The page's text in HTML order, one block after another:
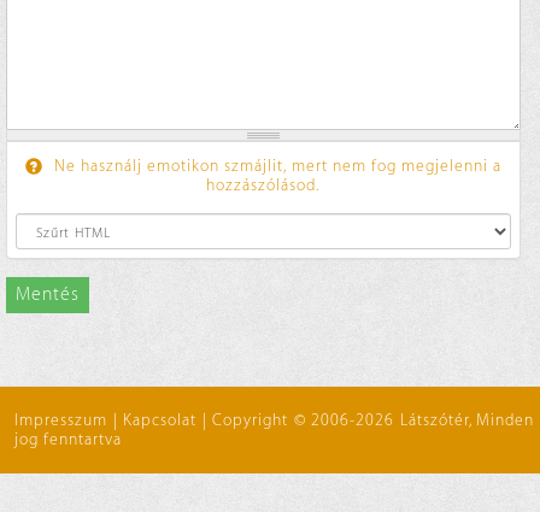
Ne használj emotikon szmájlit, mert nem fog megjelenni a
hozzászólásod.
Mentés
Impresszum Kapcsolat
Copyright © 2006-2026 Látszótér, Minden
jog fenntartva